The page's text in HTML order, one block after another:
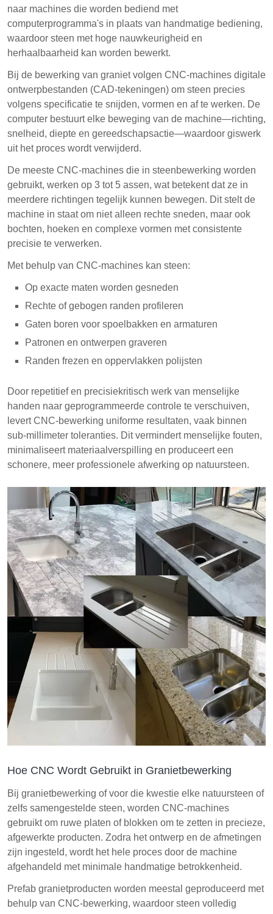
naar machines die worden bediend met
computerprogramma's in plaats van handmatige bediening,
waardoor steen met hoge nauwkeurigheid en
herhaalbaarheid kan worden bewerkt.
Bij de bewerking van graniet volgen CNC-machines digitale
ontwerpbestanden (CAD-tekeningen) om steen precies
volgens specificatie te snijden, vormen en af te werken. De
computer bestuurt elke beweging van de machine—richting,
snelheid, diepte en gereedschapsactie—waardoor giswerk
uit het proces wordt verwijderd.
De meeste CNC-machines die in steenbewerking worden
gebruikt, werken op 3 tot 5 assen, wat betekent dat ze in
meerdere richtingen tegelijk kunnen bewegen. Dit stelt de
machine in staat om niet alleen rechte sneden, maar ook
bochten, hoeken en complexe vormen met consistente
precisie te verwerken.
Met behulp van CNC-machines kan steen:
Op exacte maten worden gesneden
Rechte of gebogen randen profileren
Gaten boren voor spoelbakken en armaturen
Patronen en ontwerpen graveren
Randen frezen en oppervlakken polijsten
Door repetitief en precisiekritisch werk van menselijke
handen naar geprogrammeerde controle te verschuiven,
levert CNC-bewerking uniforme resultaten, vaak binnen
sub-millimeter toleranties. Dit vermindert menselijke fouten,
minimaliseert materiaalverspilling en produceert een
schonere, meer professionele afwerking op natuursteen.
Hoe CNC Wordt Gebruikt in Granietbewerking
Bij granietbewerking of voor die kwestie elke natuursteen of
zelfs samengestelde steen, worden CNC-machines
gebruikt om ruwe platen of blokken om te zetten in precieze,
afgewerkte producten. Zodra het ontwerp en de afmetingen
zijn ingesteld, wordt het hele proces door de machine
afgehandeld met minimale handmatige betrokkenheid.
Prefab granietproducten worden meestal geproduceerd met
behulp van CNC-bewerking, waardoor steen volledig